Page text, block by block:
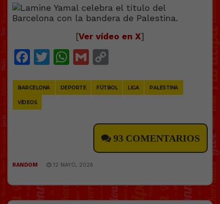
[Ver vídeo en X]
Facebook
Twitter
WhatsApp
Gmail
BARCELONA DEPORTE FÚTBOL LIGA PALESTINA
VÍDEOS
93 COMENTARIOS
RANDOM 12 MAYO, 2026